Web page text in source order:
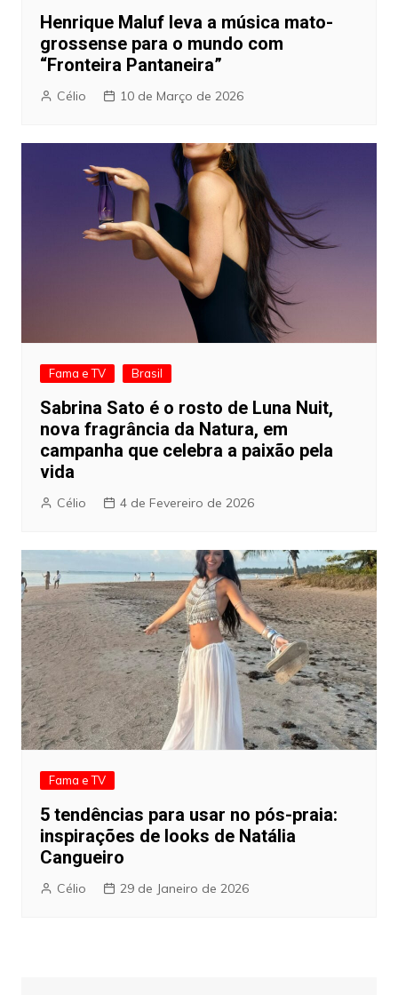
Henrique Maluf leva a música mato-
grossense para o mundo com
“Fronteira Pantaneira”
Célio 10 de Março de 2026
Fama e TV Brasil
Sabrina Sato é o rosto de Luna Nuit,
nova fragrância da Natura, em
campanha que celebra a paixão pela
vida
Célio 4 de Fevereiro de 2026
Fama e TV
5 tendências para usar no pós-praia:
inspirações de looks de Natália
Cangueiro
Célio 29 de Janeiro de 2026